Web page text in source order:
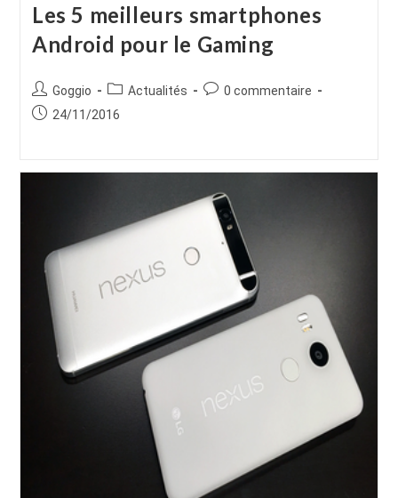
Les 5 meilleurs smartphones
Android pour le Gaming
Auteur/autrice
de
Goggio
Post
category:
Actualités
Commentaires
0 commentaire
Publication
24/11/2016